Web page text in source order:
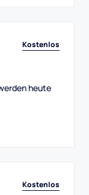
Kostenlos
heute
Kostenlos